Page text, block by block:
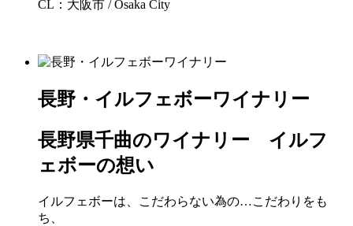
CL：大阪市 / Osaka City
長野・イルフェボーワイナリー
長野県千曲のワイナリー イルフ
ェボーの想い
イルフェボーは、こだわらない為の…こだわりをも
ち、